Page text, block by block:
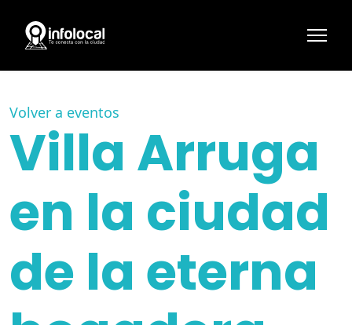
Volver a eventos
Villa Arruga
en la ciudad
de la eterna